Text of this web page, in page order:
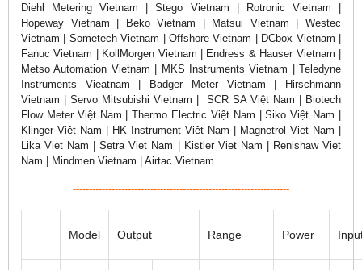
Diehl Metering Vietnam | Stego Vietnam | Rotronic Vietnam |
Hopeway Vietnam | Beko Vietnam | Matsui Vietnam | Westec
Vietnam | Sometech Vietnam | Offshore Vietnam | DCbox Vietnam |
Fanuc Vietnam | KollMorgen Vietnam | Endress & Hauser Vietnam |
Metso Automation Vietnam | MKS Instruments Vietnam | Teledyne
Instruments Vieatnam | Badger Meter Vietnam | Hirschmann
Vietnam | Servo Mitsubishi Vietnam | SCR SA Việt Nam | Biotech
Flow Meter Việt Nam | Thermo Electric Việt Nam | Siko Việt Nam |
Klinger Việt Nam | HK Instrument Việt Nam | Magnetrol Viet Nam |
Lika Viet Nam | Setra Viet Nam | Kistler Viet Nam | Renishaw Viet
Nam | Mindmen Vietnam | Airtac Vietnam
-------------------------------------------------------------------
Model Output Range Power